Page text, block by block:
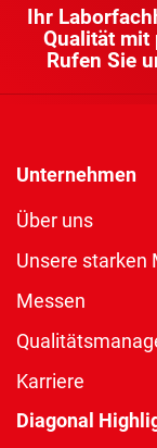
Ihr
Qualität mit
Rufen Sie
Unternehmen
Über uns
Unsere starken
Messen
Karriere
Diagonal